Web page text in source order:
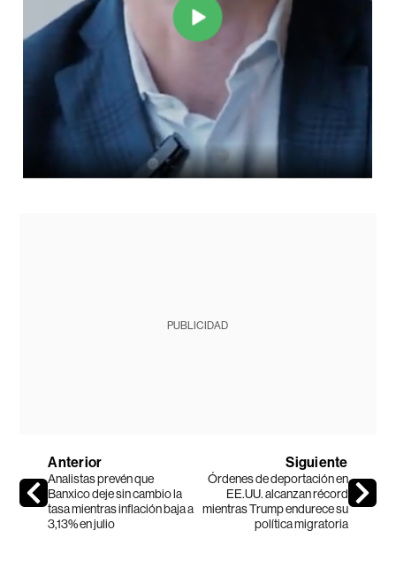
PUBLICIDAD
Anterior
Analistas prevén que
Banxico deje sin cambio la
tasa mientras inflación baja a
3,13% en julio
Siguiente
Órdenes de deportación en
EE.UU. alcanzan récord
mientras Trump endurece su
política migratoria